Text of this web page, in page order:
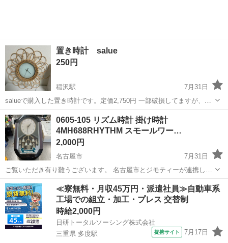
置き時計 salue
250円
稲沢駅
7月31日
salueで購入した置き時計です。定価2,750円 一部破損してますが、テ
レビ横など置物に隠しておいてました^^
愛知 稲沢市 時計 置き時計
0605-105 リズム時計 掛け時計
4MH688RHYTHM スモールワー…
2,000円
名古屋市
7月31日
ご覧いただき有り難うございます。 名古屋市とジモティーが連携して
運営しています。 粗⼤ごみ等の減量を⽬的にまだ使えるものをリユー
スしています。 ★★★★★ ご自宅にある不要品を是非ジモティースポ
ットへお持...
愛知 名古屋市 時計 スモールワールド
≪寮無料・月収45万円・派遣社員≫自動車系
工場での組立・加工・プレス 交替制
時給2,000円
日研トータルソーシング株式会社
三重県 多度駅
提携サイト 7月17日